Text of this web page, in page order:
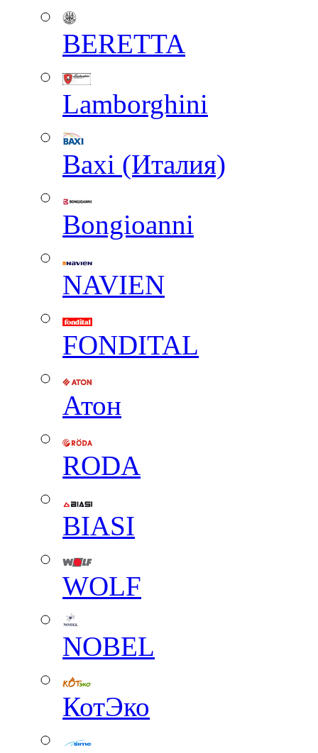
BERETTA
Lamborghini
Baxi (Италия)
Вongioanni
NAVIEN
FONDITAL
Атон
RODA
BIASI
WOLF
NOBEL
КотЭко